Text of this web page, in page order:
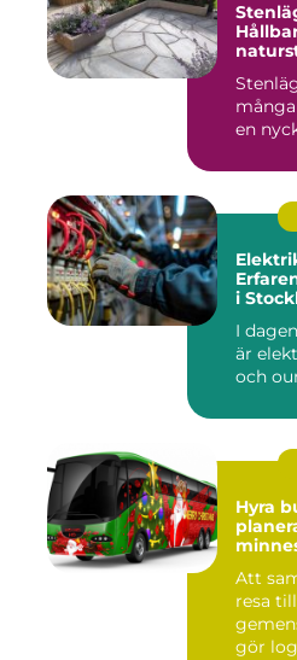
en
i
I
är
och
Hyra
Att
resa
gör